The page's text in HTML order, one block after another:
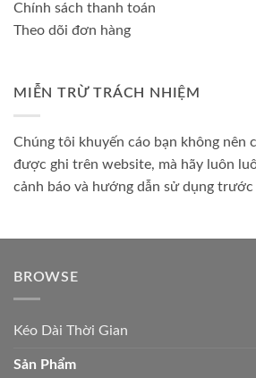
Chính sách thanh toán
Theo dõi đơn hàng
MIỄN TRỪ TRÁCH NHIỆM
Chúng tôi khuyến cáo bạn không nên
được ghi trên website, mà hãy luôn
cảnh báo và hướng dẫn sử dụng trước
BROWSE
Kéo Dài Thời Gian
Sản Phẩm